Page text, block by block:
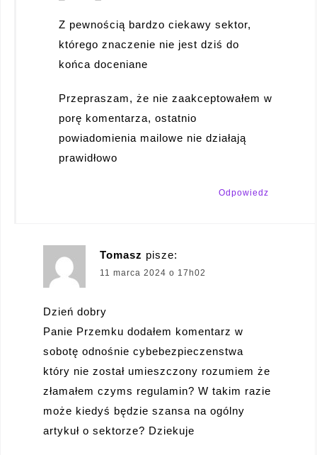
Z pewnością bardzo ciekawy sektor,
którego znaczenie nie jest dziś do
końca doceniane
Przepraszam, że nie zaakceptowałem w
porę komentarza, ostatnio
powiadomienia mailowe nie działają
prawidłowo
Odpowiedz
Tomasz pisze:
11 marca 2024 o 17h02
Dzień dobry
Panie Przemku dodałem komentarz w
sobotę odnośnie cybebezpieczenstwa
który nie został umieszczony rozumiem że
złamałem czyms regulamin? W takim razie
może kiedyś będzie szansa na ogólny
artykuł o sektorze? Dziekuje